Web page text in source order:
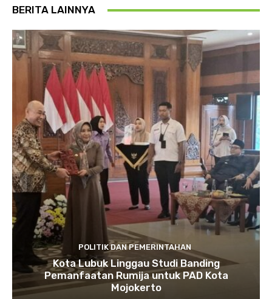
BERITA LAINNYA
POLITIK DAN PEMERINTAHAN
Kota Lubuk Linggau Studi Banding
Pemanfaatan Rumija untuk PAD Kota
Mojokerto